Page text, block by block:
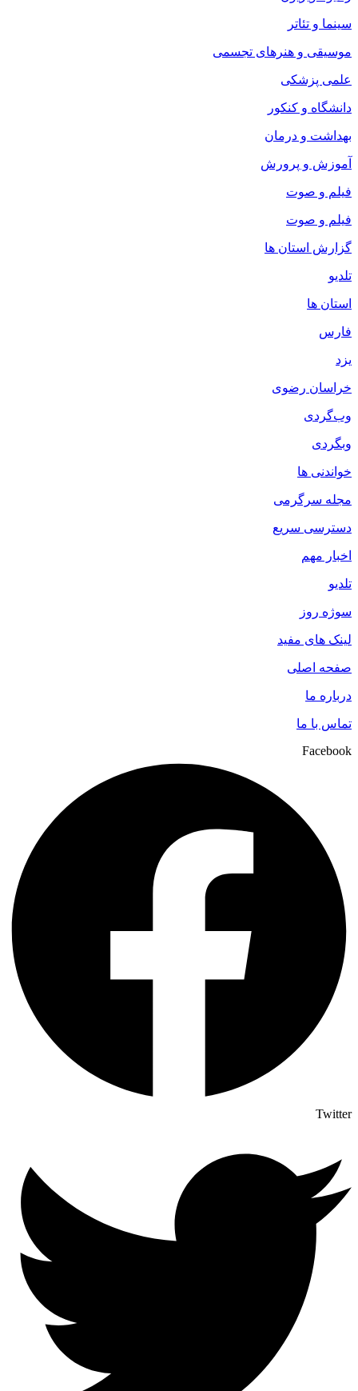
سینما و تئاتر
موسیقی و هنرهای تجسمی
علمی پزشکی
دانشگاه و کنکور
بهداشت و درمان
آموزش و پرورش
فیلم و صوت
فیلم و صوت
گزارش استان ها
تلدیو
استان ها
فارس
یزد
خراسان رضوی
وب‌گردی
وبگردی
خواندنی ها
مجله سرگرمی
دسترسی سریع
اخبار مهم
تلدیو
سوژه روز
لینک های مفید
صفحه اصلی
درباره ما
تماس با ما
Facebook
Twitter